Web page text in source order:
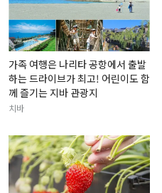
가족 여행은 나리타 공항에서 출발
하는 드라이브가 최고! 어린이도 함
께 즐기는 지바 관광지
치바